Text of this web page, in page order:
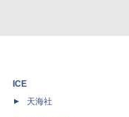
ICE
天海社